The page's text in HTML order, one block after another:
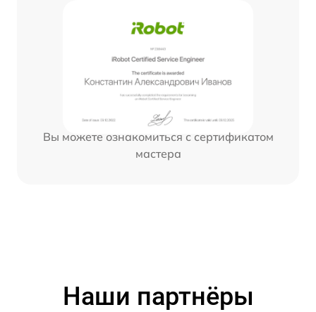
Вы можете ознакомиться с сертификатом
мастера
Наши партнёры